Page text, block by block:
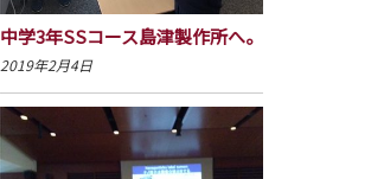
中学3年SSコース島津製作所へ。
2019年2月4日